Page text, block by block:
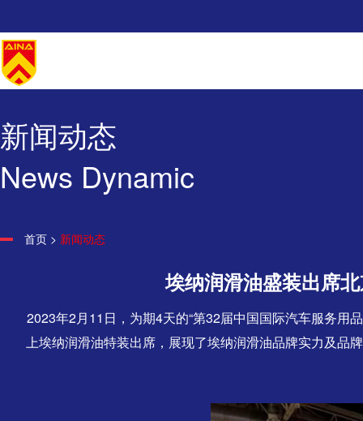
新闻动态
News Dynamic
首页 > 新闻动态
埃纳润滑油盛装出席
2023年2月11日，为期4天的“第32届中国国际汽车服务用
上埃纳润滑油特装出席，展现了埃纳润滑油品牌实力及品